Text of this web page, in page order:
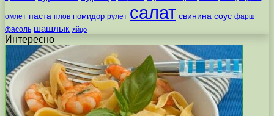
омлет паста плов помидор рулет салат свинина соус фарш
фасоль шашлык яйцо
Интересно